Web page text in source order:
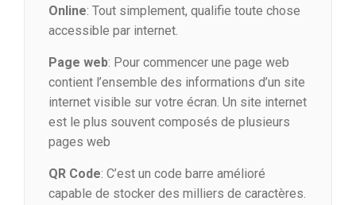
Online: Tout simplement, qualifie toute chose
accessible par internet.
Page web: Pour commencer une page web
contient l’ensemble des informations d’un site
internet visible sur votre écran. Un site internet
est le plus souvent composés de plusieurs
pages web
QR Code: C’est un code barre amélioré
capable de stocker des milliers de caractères.